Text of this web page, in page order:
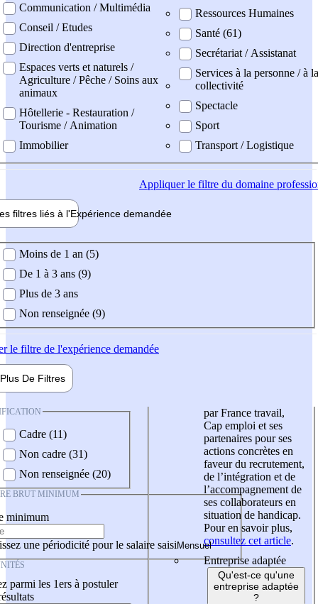
Communication / Multimédia
Conseil / Etudes
Direction d'entreprise
Espaces verts et naturels /
Agriculture / Pêche / Soins aux
animaux
Hôtellerie - Restauration /
Tourisme / Animation
Immobilier
Ressources Humaines
Santé (61)
Secrétariat / Assistanat
Services à la personne / à la
collectivité
Spectacle
Sport
Transport / Logistique
Appliquerle filtre du domaine
filtres liés à l'Expérience demandée
demandée
Moins de 1 an (5)
De 1 à 3 ans (9)
Plus de 3 ans
Non renseignée (9)
le filtre de l'expérience demandée
Plus De Filtres
Cadre (11)
Non cadre (31)
Non renseignée (20)
BRUT MINIMUM
minimum
une périodicité pour le salaire saisi
parmi les 1ers à postuler
par France travail,
Cap emploi et ses
partenaires pour ses
actions concrètes en
faveur du recrutement,
de l’intégration et de
l’accompagnement de
ses collaborateurs en
situation de handicap.
Pour en savoir plus,
consultez cet article.
Entreprise adaptée
Qu'est-ce qu'une
entreprise adaptée
?